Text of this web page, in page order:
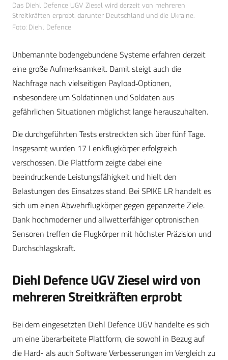
Das Diehl Defence UGV Ziesel wird derzeit von mehreren
Streitkräften erprobt, darunter Deutschland und die Ukraine.
Foto: Diehl Defence
Unbemannte bodengebundene Systeme erfahren derzeit
eine große Aufmerksamkeit. Damit steigt auch die
Nachfrage nach vielseitigen Payload‑Optionen,
insbesondere um Soldatinnen und Soldaten aus
gefährlichen Situationen möglichst lange herauszuhalten.
Die durchgeführten Tests erstreckten sich über fünf Tage.
Insgesamt wurden 17 Lenkflugkörper erfolgreich
verschossen. Die Plattform zeigte dabei eine
beeindruckende Leistungsfähigkeit und hielt den
Belastungen des Einsatzes stand. Bei SPIKE LR handelt es
sich um einen Abwehrflugkörper gegen gepanzerte Ziele.
Dank hochmoderner und allwetterfähiger optronischen
Sensoren treffen die Flugkörper mit höchster Präzision und
Durchschlagskraft.
Diehl Defence UGV Ziesel wird von
mehreren Streitkräften erprobt
Bei dem eingesetzten Diehl Defence UGV handelte es sich
um eine überarbeitete Plattform, die sowohl in Bezug auf
die Hard- als auch Software Verbesserungen im Vergleich zu